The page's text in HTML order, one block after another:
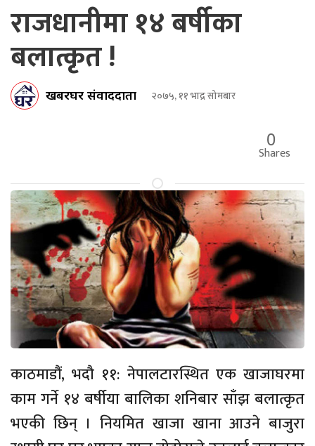
राजधानीमा १४ बर्षीका
बलात्कृत !
खबरघर संवाददाता २०७५, ११ भाद्र सोमबार
0
Shares
काठमाडौं, भदौ ११: नेपालटारस्थित एक खाजाघरमा
काम गर्ने १४ बर्षीया बालिका शनिबार साँझ बलात्कृत
भएकी छिन् । नियमित खाजा खाना आउने बाजुरा